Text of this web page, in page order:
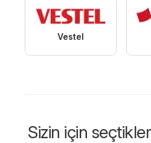
Vestel
Sizin için